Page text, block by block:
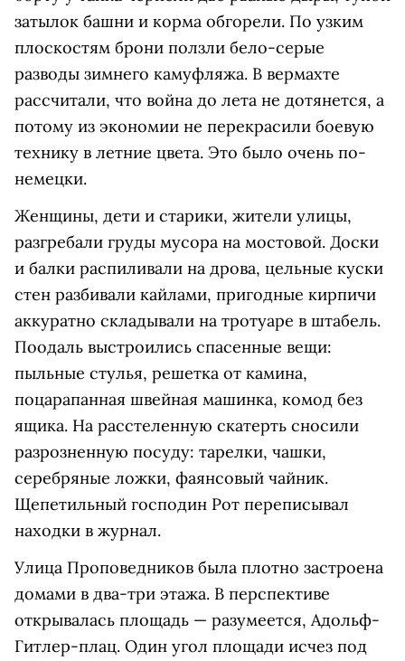
затылок башни и корма обгорели. По узким
плоскостям брони ползли бело-серые
разводы зимнего камуфляжа. В вермахте
рассчитали, что война до лета не дотянется, а
потому из экономии не перекрасили боевую
технику в летние цвета. Это было очень по-
немецки.
Женщины, дети и старики, жители улицы,
разгребали груды мусора на мостовой. Доски
и балки распиливали на дрова, цельные куски
стен разбивали кайлами, пригодные кирпичи
аккуратно складывали на тротуаре в штабель.
Поодаль выстроились спасенные вещи:
пыльные стулья, решетка от камина,
поцарапанная швейная машинка, комод без
ящика. На расстеленную скатерть сносили
разрозненную посуду: тарелки, чашки,
серебряные ложки, фаянсовый чайник.
Щепетильный господин Рот переписывал
находки в журнал.
Улица Проповедников была плотно застроена
домами в два-три этажа. В перспективе
открывалась площадь — разумеется, Адольф-
Гитлер-плац. Один угол площади исчез под